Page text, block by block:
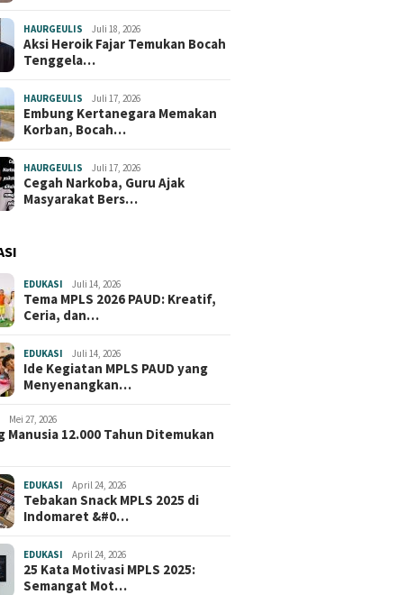
HAURGEULIS Juli 18, 2026
Aksi Heroik Fajar Temukan Bocah
Tenggela…
HAURGEULIS Juli 17, 2026
Embung Kertanegara Memakan
Korban, Bocah…
HAURGEULIS Juli 17, 2026
Cegah Narkoba, Guru Ajak
Masyarakat Bers…
EDUKASI Juli 14, 2026
Tema MPLS 2026 PAUD: Kreatif,
Ceria, dan…
EDUKASI Juli 14, 2026
Ide Kegiatan MPLS PAUD yang
Menyenangkan…
Mei 27, 2026
Manusia 12.000 Tahun Ditemukan
EDUKASI April 24, 2026
Tebakan Snack MPLS 2025 di
Indomaret &#0…
EDUKASI April 24, 2026
25 Kata Motivasi MPLS 2025:
Semangat Mot…